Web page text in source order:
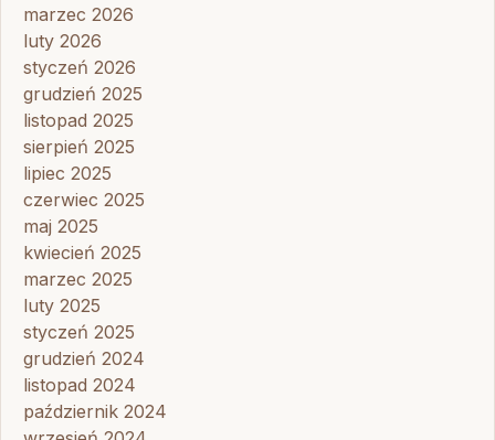
marzec 2026
luty 2026
styczeń 2026
grudzień 2025
listopad 2025
sierpień 2025
lipiec 2025
czerwiec 2025
maj 2025
kwiecień 2025
marzec 2025
luty 2025
styczeń 2025
grudzień 2024
listopad 2024
październik 2024